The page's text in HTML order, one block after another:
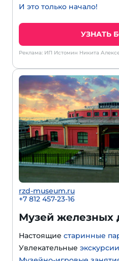
И это только начало!
УЗНАТЬ
Реклама: ИП Истомин Никита
rzd-museum.ru
+7 812 457-23-16
Музей железных
Настоящие старинные
Увлекательные экскурсии